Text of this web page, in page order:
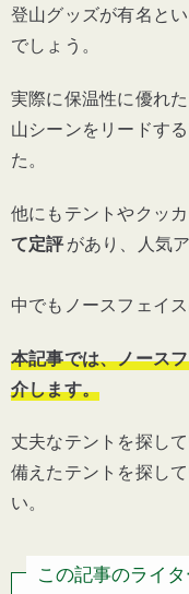
登山グッズが有名とい
でしょう。
実際に保温性に優れ
山シーンをリードす
た。
他にもテントやクッ
て定評があり、人気
中でもノースフェイ
本記事では、ノース
介します。
丈夫なテントを探し
備えたテントを探し
い。
この記事のライ